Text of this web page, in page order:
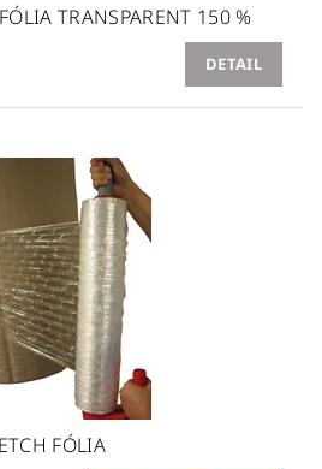
TRANSPARENT 150 %
DETAIL
FÓLIA